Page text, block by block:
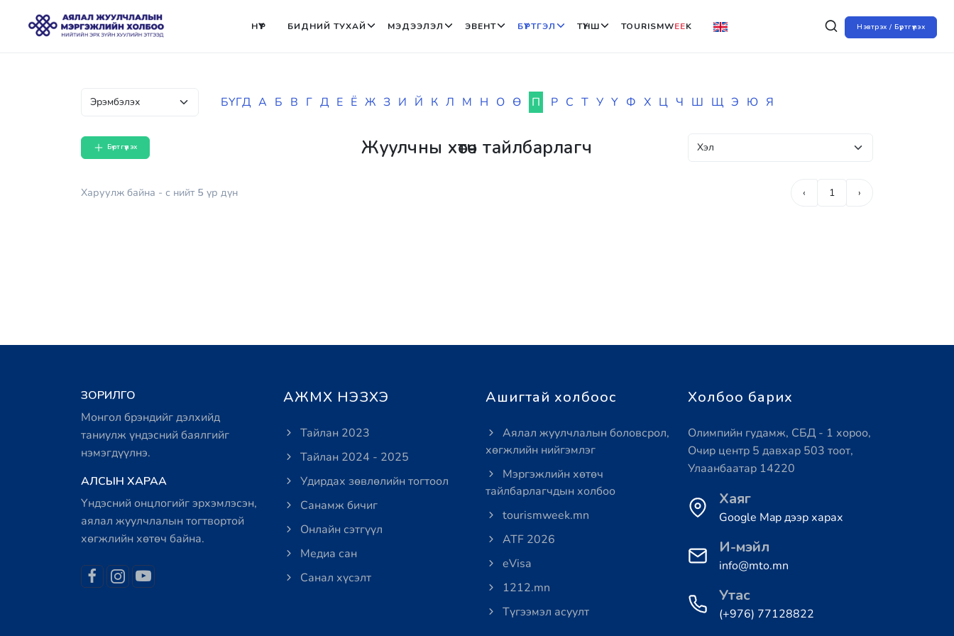
Нэвтрэх / Бүртгүүлэх
НҮҮР БИДНИЙ ТУХАЙ МЭДЭЭЛЭЛ ЭВЕНТ БҮРТГЭЛ ТҮНШ TOURISMWEEK
БҮГД А Б В Г Д Е Ё Ж З И Й К Л М Н О Ө П Р С Т У Ү Ф Х Ц Ч Ш Щ Э Ю Я
Бүртгүүлэх Жуулчны хөтөч тайлбарлагч
Харуулж байна - с нийт 5 үр дүн ‹ 1 ›
ЗОРИЛГО
Монгол брэндийг дэлхийд
таниулж үндэсний баялгийг
нэмэгдүүлнэ.
АЛСЫН ХАРАА
Үндэсний онцлогийг эрхэмлэсэн,
аялал жуулчлалын тогтвортой
хөгжлийн хөтөч байна.
АЖМХ НЭЗХЭ
Тайлан 2023
Тайлан 2024 - 2025
Удирдах зөвлөлийн тогтоол
Санамж бичиг
Онлайн сэтгүүл
Медиа сан
Санал хүсэлт
Ашигтай холбоос
Аялал жуулчлалын боловсрол,
хөгжлийн нийгэмлэг
Мэргэжлийн хөтөч
тайлбарлагчдын холбоо
tourismweek.mn
ATF 2026
eVisa
1212.mn
Түгээмэл асуулт
Холбоо барих
Олимпийн гудамж, СБД - 1 хороо,
Очир центр 5 давхар 503 тоот,
Улаанбаатар 14220
Хаяг
Google Map дээр харах
И-мэйл
info@mto.mn
Утас
(+976) 77128822